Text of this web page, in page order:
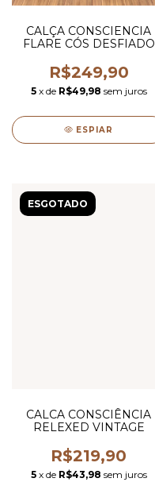
CALÇA CONSCIENCIA
FLARE CÓS DESFIADO
R$249,90
5 x de R$49,98 sem juros
ESPIAR
ESGOTADO
CALCA CONSCIÊNCIA
RELEXED VINTAGE
R$219,90
5 x de R$43,98 sem juros